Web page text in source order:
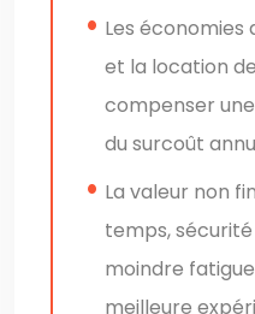
Les économies
et la location
compenser
du surcoût
La valeur non
temps,
moindre
meilleure